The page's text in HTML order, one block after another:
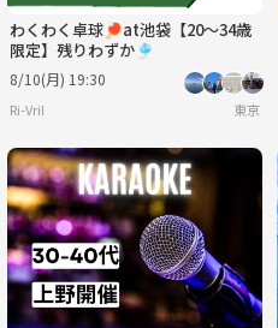
わくわく卓球🏓at池袋【20〜34歳
限定】残りわずか🎐
8/10(月) 19:30
Ri-Vril 東京